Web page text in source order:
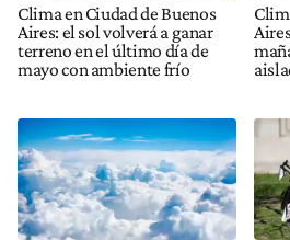
Clima en Ciudad de Buenos
Aires: el sol volverá a ganar
terreno en el último día de
mayo con ambiente frío